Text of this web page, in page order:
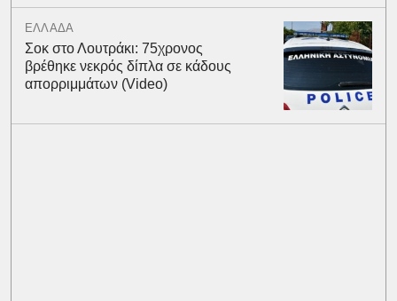
ΕΛΛΑΔΑ
Σοκ στο Λουτράκι: 75χρονος
βρέθηκε νεκρός δίπλα σε κάδους
απορριμμάτων (Video)